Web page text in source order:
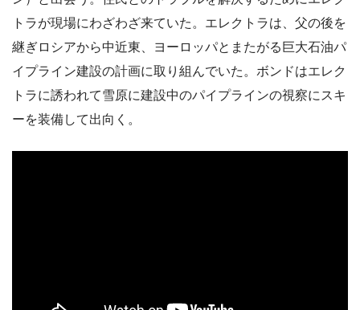
トラが現場にわざわざ来ていた。エレクトラは、父の後を
継ぎロシアから中近東、ヨーロッパとまたがる巨大石油パ
イプライン建設の計画に取り組んでいた。ボンドはエレク
トラに誘われて雪原に建設中のパイプラインの視察にスキ
ーを装備して出向く。